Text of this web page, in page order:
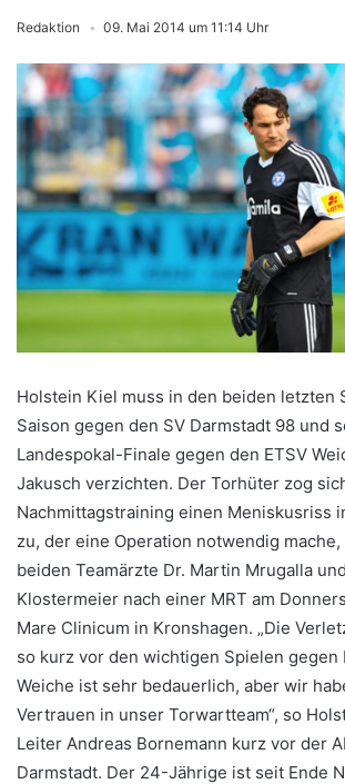
Redaktion 09. Mai 2014 um 11:14 Uhr
Holstein Kiel muss in den beiden letzten
Saison gegen den SV Darmstadt 98 und
Landespokal-Finale gegen den ETSV
Jakusch verzichten. Der Torhüter zog
Nachmittagstraining einen Meniskusriss
zu, der eine Operation notwendig
beiden Teamärzte Dr. Martin Mrugalla
Klostermeier nach einer MRT am
Mare Clinicum in Kronshagen. „Die
so kurz vor den wichtigen Spielen gegen
Weiche ist sehr bedauerlich, aber wir
Vertrauen in unser Torwartteam“, so
Leiter Andreas Bornemann kurz vor der
Darmstadt. Der 24-Jährige ist seit Ende